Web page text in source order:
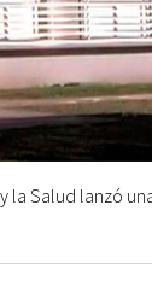
la Salud lanzó